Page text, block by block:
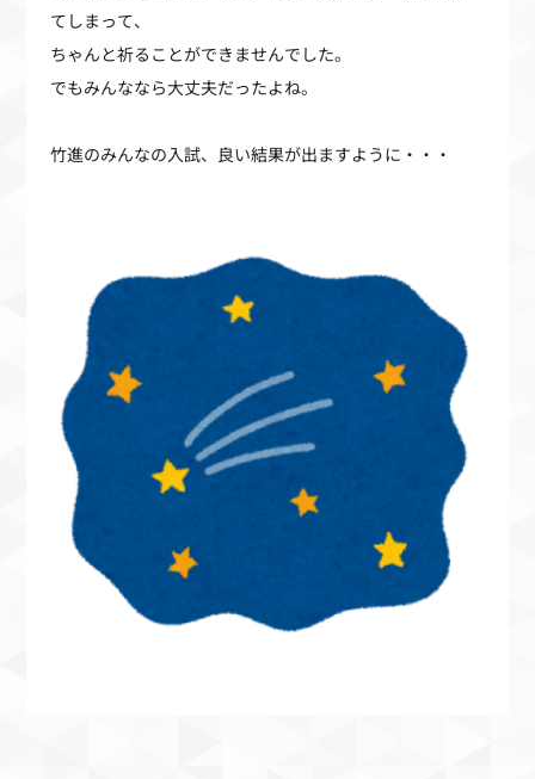
てしまって、
ちゃんと祈ることができませんでした。
でもみんななら大丈夫だったよね。
竹進のみんなの入試、良い結果が出ますように・・・